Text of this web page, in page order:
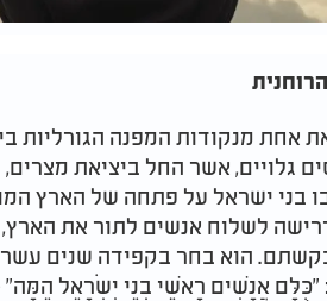
אחת מנקודות המפנה הגורליות
גלויים, אשר החל ביציאת
בני ישראל על פתחה של הארץ
לשלוח אנשים לתור את הארץ,
הוא בחר בקפידה שנים עשר
אֲנָשִׁים רָאשֵׁי בְנֵי יִשְׂרָאֵל הֵמָּה"